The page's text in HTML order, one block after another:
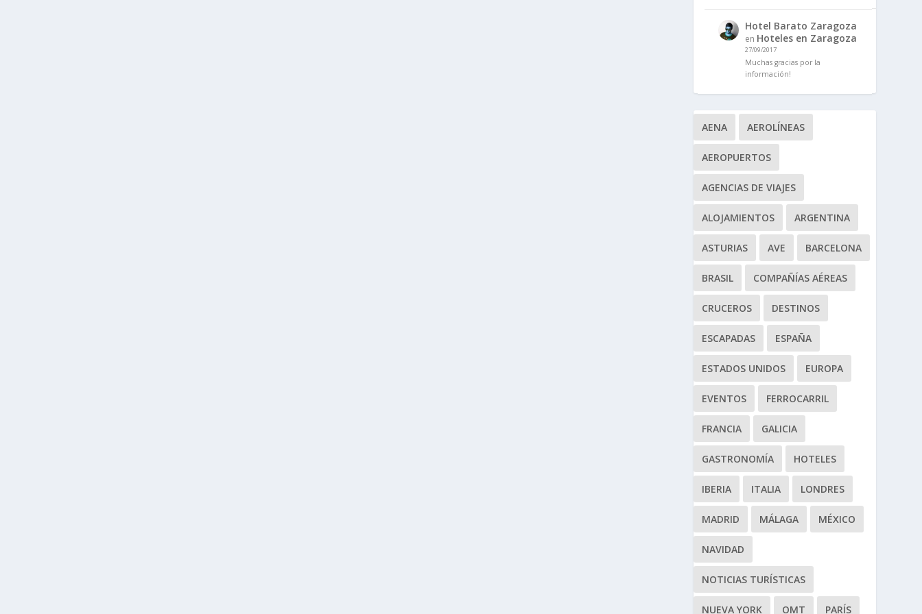
Hotel Barato Zaragoza
en Hoteles en Zaragoza
27/09/2017
Muchas gracias por la
información!
AENA AEROLÍNEAS
AEROPUERTOS
AGENCIAS DE VIAJES
ALOJAMIENTOS ARGENTINA
ASTURIAS AVE BARCELONA
BRASIL COMPAÑÍAS AÉREAS
CRUCEROS DESTINOS
ESCAPADAS ESPAÑA
ESTADOS UNIDOS EUROPA
EVENTOS FERROCARRIL
FRANCIA GALICIA
GASTRONOMÍA HOTELES
IBERIA ITALIA LONDRES
MADRID MÁLAGA MÉXICO
NAVIDAD
NOTICIAS TURÍSTICAS
NUEVA YORK OMT PARÍS